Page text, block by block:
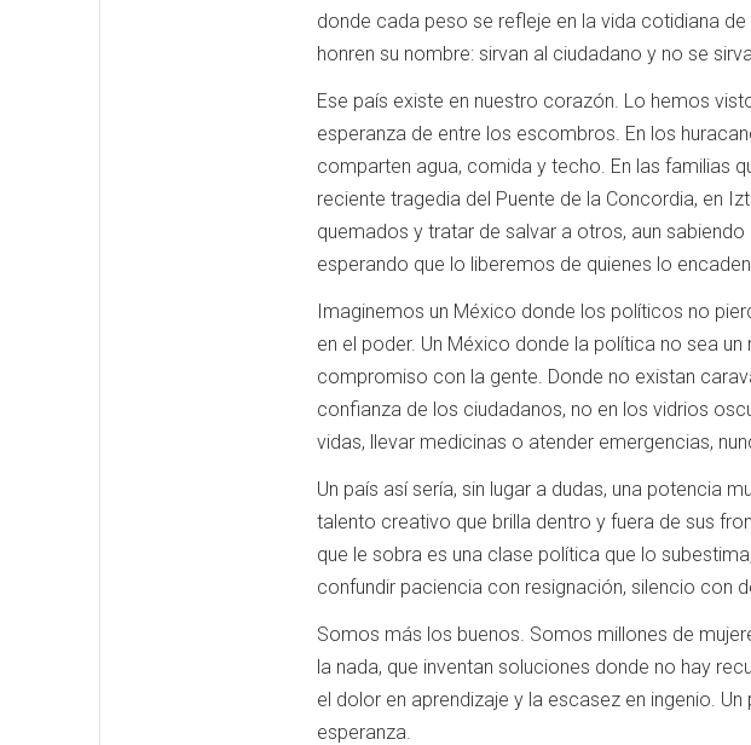
donde cada peso se refleje en la vida cotidiana
honren su nombre: sirvan al ciudadano y no se
Ese país existe en nuestro corazón. Lo hemos
esperanza de entre los escombros. En los
comparten agua, comida y techo. En las familias
reciente tragedia del Puente de la Concordia, en
quemados y tratar de salvar a otros, aun
esperando que lo liberemos de quienes lo
Imaginemos un México donde los políticos no
en el poder. Un México donde la política no sea
compromiso con la gente. Donde no existan
confianza de los ciudadanos, no en los vidrios
vidas, llevar medicinas o atender emergencias,
Un país así sería, sin lugar a dudas, una potencia
talento creativo que brilla dentro y fuera de sus
que le sobra es una clase política que lo
confundir paciencia con resignación, silencio con
Somos más los buenos. Somos millones de
la nada, que inventan soluciones donde no hay
el dolor en aprendizaje y la escasez en ingenio.
esperanza.